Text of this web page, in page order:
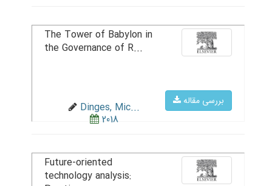
بررسی مقاله
The Tower of Babylon in
the Governance of R...
Dinges, Mic...
2018
Future-oriented
technology analysis: